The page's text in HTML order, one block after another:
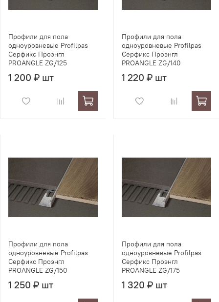
Профили для пола
одноуровневые Profilpas
Серфикс Проэнгл
PROANGLE ZG/125
1 200 ₽ шт
Профили для пола
одноуровневые Profilpas
Серфикс Проэнгл
PROANGLE ZG/140
1 220 ₽ шт
Профили для пола
одноуровневые Profilpas
Серфикс Проэнгл
PROANGLE ZG/150
1 250 ₽ шт
Профили для пола
одноуровневые Profilpas
Серфикс Проэнгл
PROANGLE ZG/175
1 320 ₽ шт